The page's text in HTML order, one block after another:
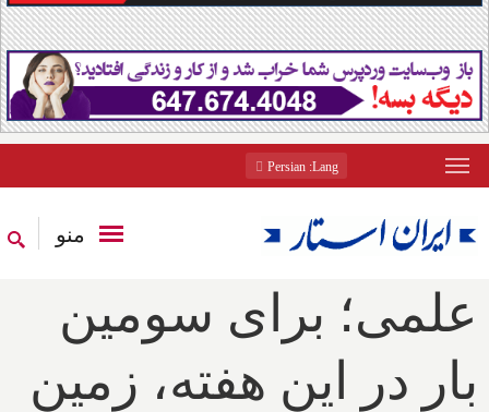
Lang
: Persian
منو
علمی؛ برای سومین
بار در این هفته، زمین